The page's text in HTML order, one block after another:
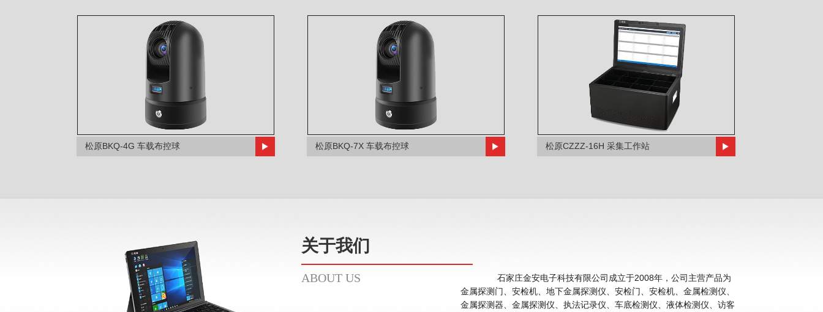
松原BKQ-4G 车载布控球 松原BKQ-7X 车载布控球 松原CZZZ-16H 采集工作站
关于我们
ABOUT US
石家庄金安电子科技有限公司成立于2008年，公司主营产品为
金属探测门、安检机、地下金属探测仪、安检门、安检机、金属检测仪、
金属探测器、金属探测仪、执法记录仪、车底检测仪、液体检测仪、访客